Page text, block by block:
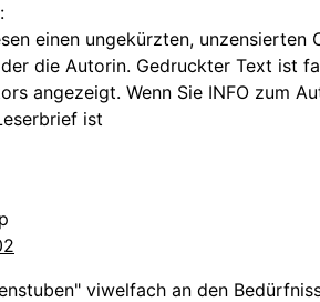
einen ungekürzten,
die Autorin. Gedruckter Text ist
angezeigt. Wenn Sie INFO zum
ist
viwelfach an den